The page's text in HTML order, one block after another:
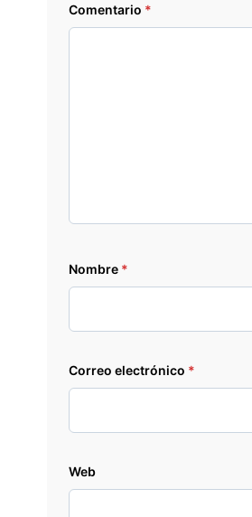
Comentario *
Nombre *
Correo electrónico *
Web